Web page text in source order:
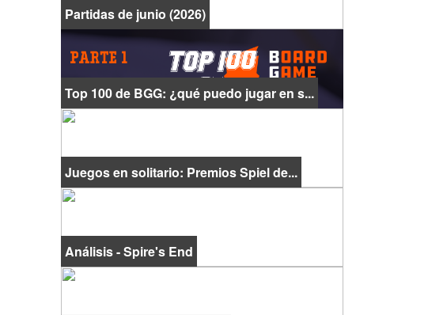
Partidas de junio (2026)
Top 100 de BGG: ¿qué puedo jugar en s...
Juegos en solitario: Premios Spiel de...
Análisis - Spire's End